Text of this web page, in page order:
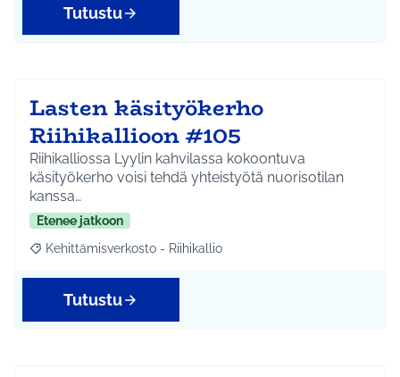
Tutustu
Lasten käsityökerho
Riihikallioon #105
Riihikalliossa Lyylin kahvilassa kokoontuva
käsityökerho voisi tehdä yhteistyötä nuorisotilan
kanssa…
Etenee jatkoon
Rajaa tulokset aihepiirin mukaan: Kehittämisverkosto -
Kehittämisverkosto - Riihikallio
Tutustu